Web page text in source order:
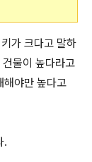
가 크다고 말하
물이 높다라고
해야만 높다고
.